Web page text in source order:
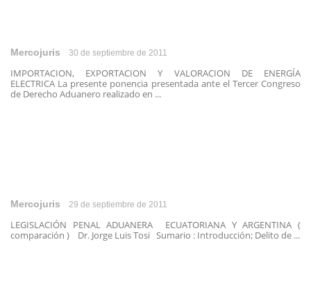
Mercojuris 30 de septiembre de 2011
IMPORTACION, EXPORTACION Y VALORACION DE ENERGÍA
ELECTRICA La presente ponencia presentada ante el Tercer Congreso
de Derecho Aduanero realizado en ...
Mercojuris 29 de septiembre de 2011
LEGISLACIÓN PENAL ADUANERA ECUATORIANA Y ARGENTINA (
comparación ) Dr. Jorge Luis Tosi Sumario : Introducción; Delito de ...